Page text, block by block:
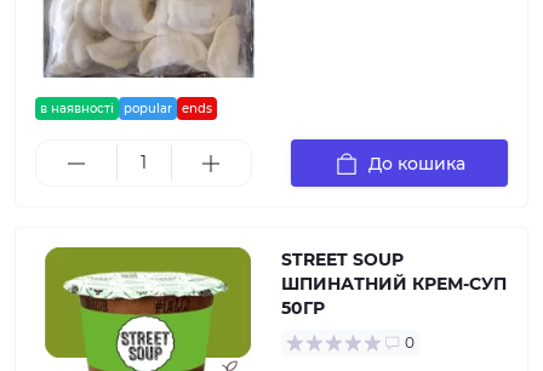
в наявності popular ends
До кошика
STREET SOUP
ШПИНАТНИЙ КРЕМ-СУП
50ГР
0